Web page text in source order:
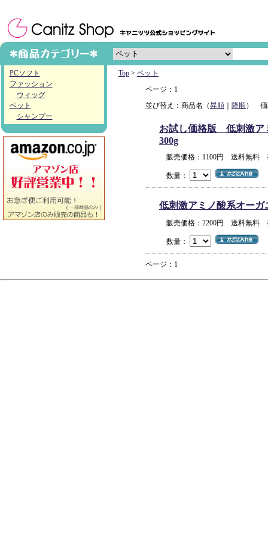
PCソフト
ファッション
ウィッグ
ペット
シャンプー
Top > ペット
ページ：1
並び替え：商品名（昇順 降順） 価
お試し価格版 低刺激ア
300g
販売価格：1100円 送料無料
数量：
低刺激アミノ酸系オーガ
販売価格：2200円 送料無料
数量：
ページ：1